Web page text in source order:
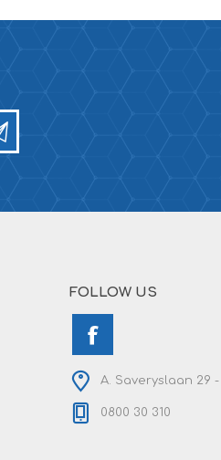
FOLLOW US
A. Saveryslaan 29
0800 30 310